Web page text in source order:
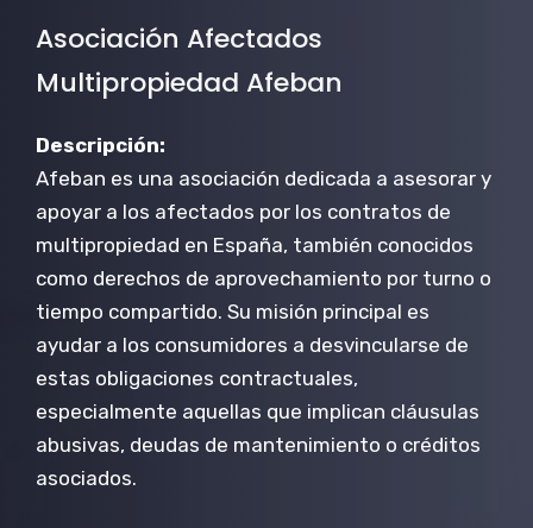
Asociación Afectados
Multipropiedad Afeban
Descripción:
Afeban es una asociación dedicada a asesorar y
apoyar a los afectados por los contratos de
multipropiedad en España, también conocidos
como derechos de aprovechamiento por turno o
tiempo compartido. Su misión principal es
ayudar a los consumidores a desvincularse de
estas obligaciones contractuales,
especialmente aquellas que implican cláusulas
abusivas, deudas de mantenimiento o créditos
asociados.